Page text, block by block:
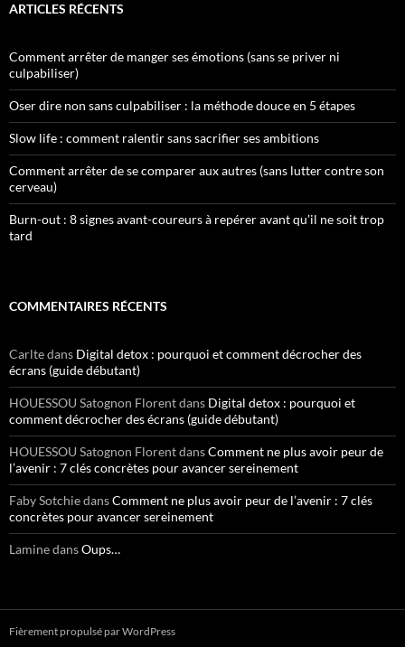
ARTICLES RÉCENTS
Comment arrêter de manger ses émotions (sans se priver ni
culpabiliser)
Oser dire non sans culpabiliser : la méthode douce en 5 étapes
Slow life : comment ralentir sans sacrifier ses ambitions
Comment arrêter de se comparer aux autres (sans lutter contre son
cerveau)
Burn-out : 8 signes avant-coureurs à repérer avant qu’il ne soit trop
tard
COMMENTAIRES RÉCENTS
Carltedans Digital detox : pourquoi et comment décrocher des
écrans (guide débutant)
HOUESSOU Satognon Florentdans Digital detox : pourquoi et
comment décrocher des écrans (guide débutant)
HOUESSOU Satognon FlorentdansComment ne plus avoir peur de
l’avenir : 7 clés concrètes pour avancer sereinement
Faby SotchiedansComment ne plus avoir peur de l’avenir : 7 clés
concrètes pour avancer sereinement
LaminedansOups…
Fièrement propulsé par WordPress